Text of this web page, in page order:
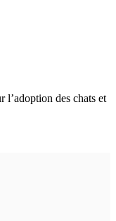
l’adoption des chats et